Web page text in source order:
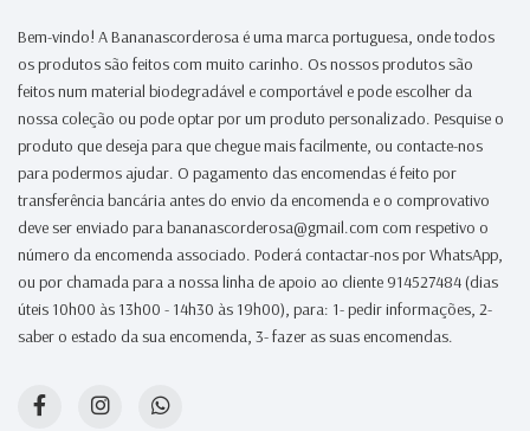
Bem-vindo! A Bananascorderosa é uma marca portuguesa, onde todos
os produtos são feitos com muito carinho. Os nossos produtos são
feitos num material biodegradável e comportável e pode escolher da
nossa coleção ou pode optar por um produto personalizado. Pesquise o
produto que deseja para que chegue mais facilmente, ou contacte-nos
para podermos ajudar. O pagamento das encomendas é feito por
transferência bancária antes do envio da encomenda e o comprovativo
deve ser enviado para bananascorderosa@gmail.com com respetivo o
número da encomenda associado. Poderá contactar-nos por WhatsApp,
ou por chamada para a nossa linha de apoio ao cliente 914527484 (dias
úteis 10h00 às 13h00 - 14h30 às 19h00), para: 1- pedir informações, 2-
saber o estado da sua encomenda, 3- fazer as suas encomendas.